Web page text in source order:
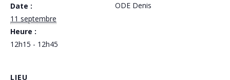
Date :
11 septembre
Heure :
12h15 - 12h45
ODE Denis
LIEU